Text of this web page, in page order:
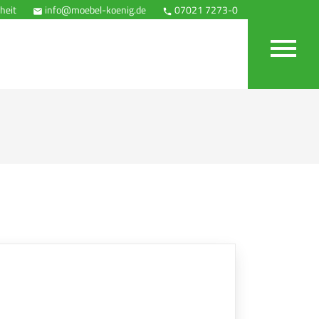
 info@moebel-koenig.de  07021 7273-0